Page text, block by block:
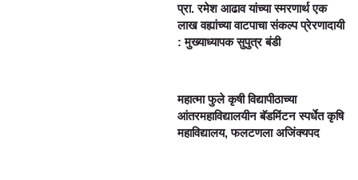
प्रा. रमेश आढाव यांच्या स्मरणार्थ एक
लाख वह्यांच्या वाटपाचा संकल्प प्रेरणादायी
: मुख्याध्यापक सुपुत्र बंडी
महात्मा फुले कृषी विद्यापीठाच्या
आंतरमहाविद्यालयीन बॅडमिंटन स्पर्धेत कृषि
महाविद्यालय, फलटणला अजिंक्यपद